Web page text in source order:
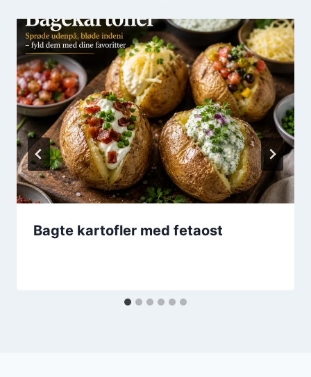
Bagte kartofler med fetaost